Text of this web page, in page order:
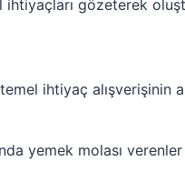
gözeterek
ihtiyaç alışverişinin
yemek molası